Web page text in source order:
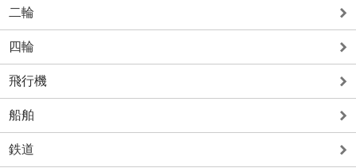
二輪
四輪
飛行機
船舶
鉄道